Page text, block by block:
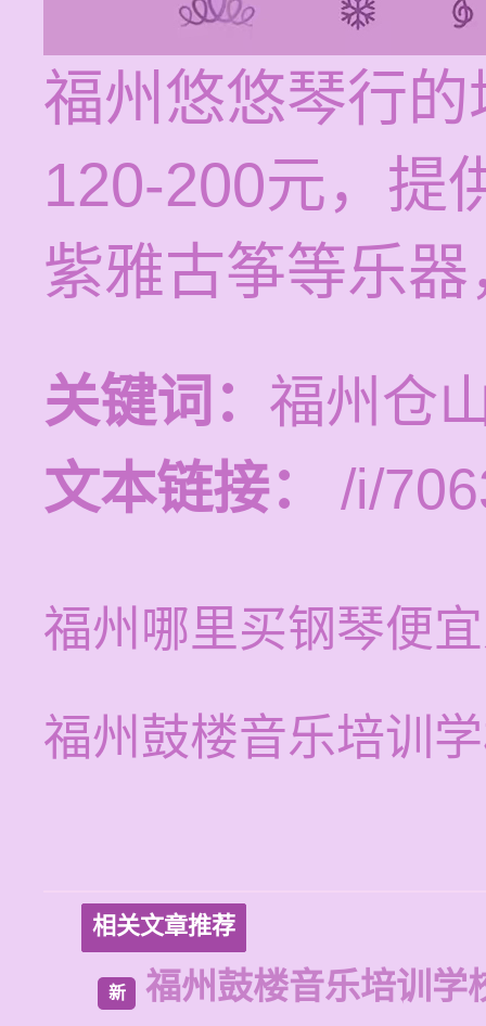
福州悠悠琴行
120-200元，提
紫雅古筝等乐
关键词： 福州仓
文本链接：
/i/
福州哪里买钢琴便
福州鼓楼音乐培训
相关文章推荐
新 福州鼓楼音乐培训学